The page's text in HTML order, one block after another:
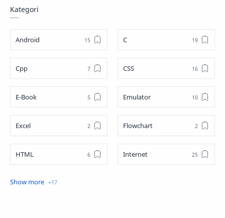
Kategori
Android C
Cpp CSS
E-Book Emulator
Excel Flowchart
HTML Internet
Java